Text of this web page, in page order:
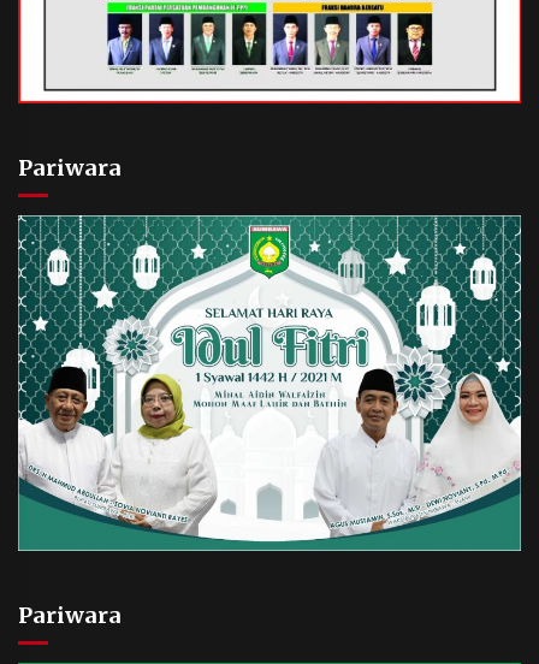
Pariwara
Pariwara